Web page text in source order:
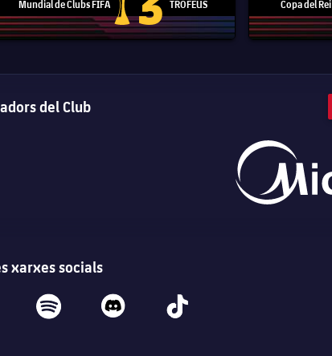
Mundial de Clubs FIFA
Trofeu del Mundial de Clubs
TROFEUS Copa del Rei
del Club
xarxes socials
spotify discord tiktok